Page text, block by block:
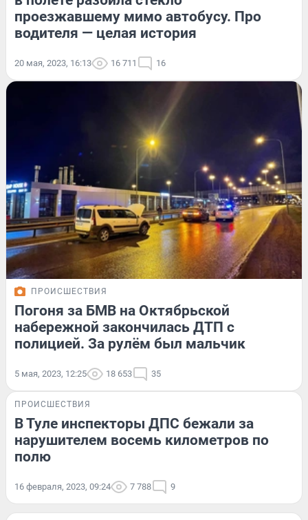
проезжавшему мимо автобусу. Про
водителя — целая история
20 мая, 2023, 16:13 16 711 16
ПРОИСШЕСТВИЯ
Погоня за БМВ на Октябрьской
набережной закончилась ДТП с
полицией. За рулём был мальчик
5 мая, 2023, 12:25 18 653 35
ПРОИСШЕСТВИЯ
В Туле инспекторы ДПС бежали за
нарушителем восемь километров по
полю
16 февраля, 2023, 09:24 7 788 9